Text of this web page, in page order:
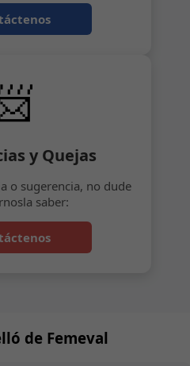
y Quejas
o sugerencia, no dude
saber:
de Femeval